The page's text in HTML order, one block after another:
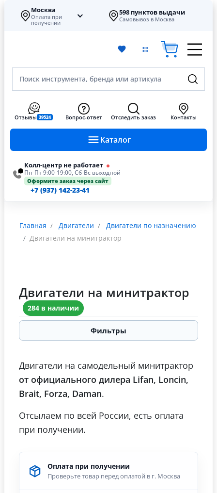
Москва
Оплата при
получении
598 пунктов выдачи
Самовывоз в Москва
Поиск инструмента, бренда или артикула
Каталог
Отзывы 39524 Вопрос-ответ Отследить заказ Контакты
Колл-центр не работает
Пн-Пт 9:00-19:00, Сб-Вс выходной
Оформите заказ через сайт
+7 (937) 142-23-41
Главная Двигатели
Двигатели по назначению
Двигатели на минитрактор
Двигатели на минитрактор
284 в наличии
Фильтры
Двигатели на самодельный минитрактор
от официального дилера Lifan, Loncin,
Brait, Forza, Daman.
Отсылаем по всей России, есть оплата
при получении.
Оплата при получении
Проверьте товар перед оплатой в г. Москва